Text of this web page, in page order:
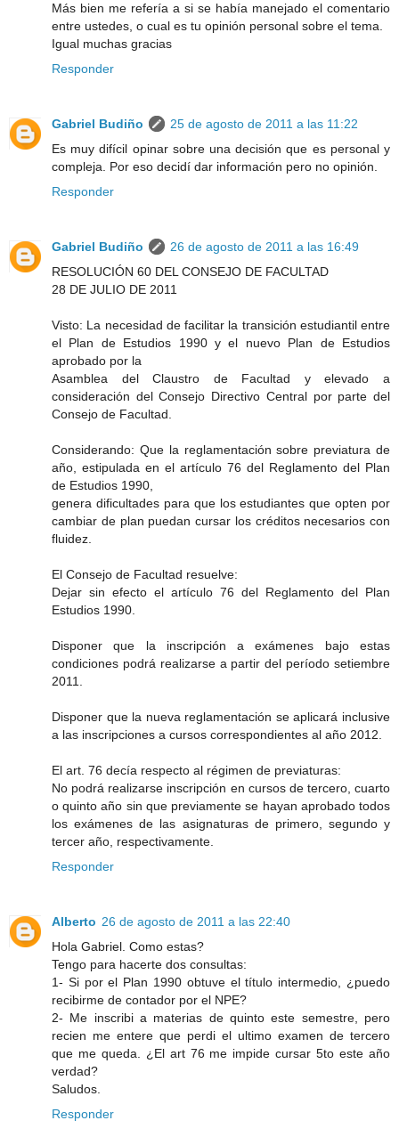
Más bien me refería a si se había manejado el comentario
entre ustedes, o cual es tu opinión personal sobre el tema.
Igual muchas gracias
Responder
Gabriel Budiño
25 de agosto de 2011 a las 11:22
Es muy difícil opinar sobre una decisión que es personal y
compleja. Por eso decidí dar información pero no opinión.
Responder
Gabriel Budiño
26 de agosto de 2011 a las 16:49
RESOLUCIÓN 60 DEL CONSEJO DE FACULTAD
28 DE JULIO DE 2011
Visto: La necesidad de facilitar la transición estudiantil entre
el Plan de Estudios 1990 y el nuevo Plan de Estudios
aprobado por la
Asamblea del Claustro de Facultad y elevado a
consideración del Consejo Directivo Central por parte del
Consejo de Facultad.
Considerando: Que la reglamentación sobre previatura de
año, estipulada en el artículo 76 del Reglamento del Plan
de Estudios 1990,
genera dificultades para que los estudiantes que opten por
cambiar de plan puedan cursar los créditos necesarios con
fluidez.
El Consejo de Facultad resuelve:
Dejar sin efecto el artículo 76 del Reglamento del Plan
Estudios 1990.
Disponer que la inscripción a exámenes bajo estas
condiciones podrá realizarse a partir del período setiembre
2011.
Disponer que la nueva reglamentación se aplicará inclusive
a las inscripciones a cursos correspondientes al año 2012.
El art. 76 decía respecto al régimen de previaturas:
No podrá realizarse inscripción en cursos de tercero, cuarto
o quinto año sin que previamente se hayan aprobado todos
los exámenes de las asignaturas de primero, segundo y
tercer año, respectivamente.
Responder
Alberto 26 de agosto de 2011 a las 22:40
Hola Gabriel. Como estas?
Tengo para hacerte dos consultas:
1- Si por el Plan 1990 obtuve el título intermedio, ¿puedo
recibirme de contador por el NPE?
2- Me inscribi a materias de quinto este semestre, pero
recien me entere que perdi el ultimo examen de tercero
que me queda. ¿El art 76 me impide cursar 5to este año
verdad?
Saludos.
Responder